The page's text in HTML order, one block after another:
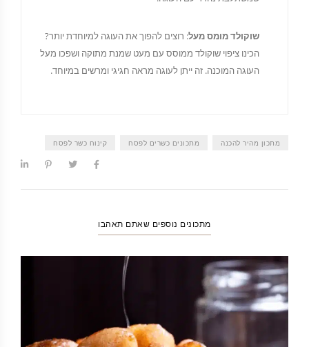
שוקולד מומס מעל: רוצים להפוך את העוגה למיוחדת יותר?
הכינו ציפוי שוקולד ממוסס עם מעט שמנת מתוקה ושפכו מעל
העוגה המוכנה. זה ייתן לעוגה מראה חגיגי ומרשים במיוחד.
מתכון מהיר להכנה מתכונים כשרים לפסח קינוח כשר לפסח
מתכונים נוספים שאתם תאהבו